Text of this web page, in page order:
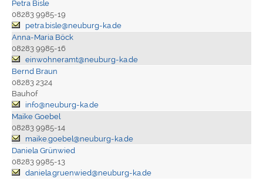
Petra Bisle
08283 9985-19
petra.bisle@neuburg-ka.de
Anna-Maria Böck
08283 9985-16
einwohneramt@neuburg-ka.de
Bernd Braun
08283 2324
Bauhof
info@neuburg-ka.de
Maike Goebel
08283 9985-14
maike.goebel@neuburg-ka.de
Daniela Grünwied
08283 9985-13
daniela.gruenwied@neuburg-ka.de